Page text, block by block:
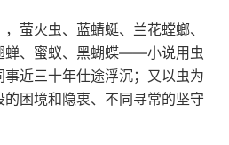
萤火虫、蓝蜻蜓、兰花螳螂、
蝉、蜜蚁、黑蝴蝶——小说用虫
近三十年仕途浮沉；又以虫为
困境和隐衷、不同寻常的坚守